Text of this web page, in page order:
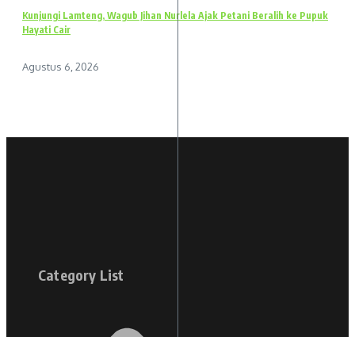
Kunjungi Lamteng, Wagub Jihan Nurlela Ajak Petani Beralih ke Pupuk
Hayati Cair
Agustus 6, 2026
Category List